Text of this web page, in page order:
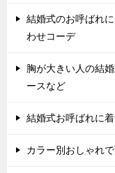
結婚式のお呼ばれ
わせコーデ
胸が大きい人の結
ースなど
結婚式お呼ばれに
カラー別おしゃれ